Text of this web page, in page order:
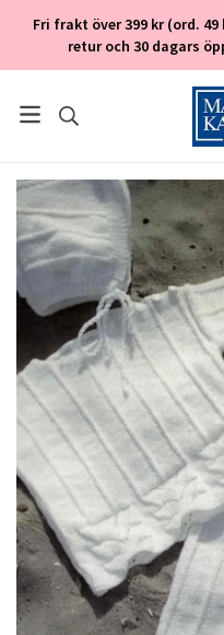
Fri frakt över 399 kr (ord.
retur och 30 dagars